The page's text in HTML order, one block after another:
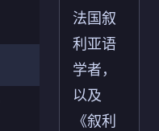
法国叙
利亚语
学者，
以及
《叙利